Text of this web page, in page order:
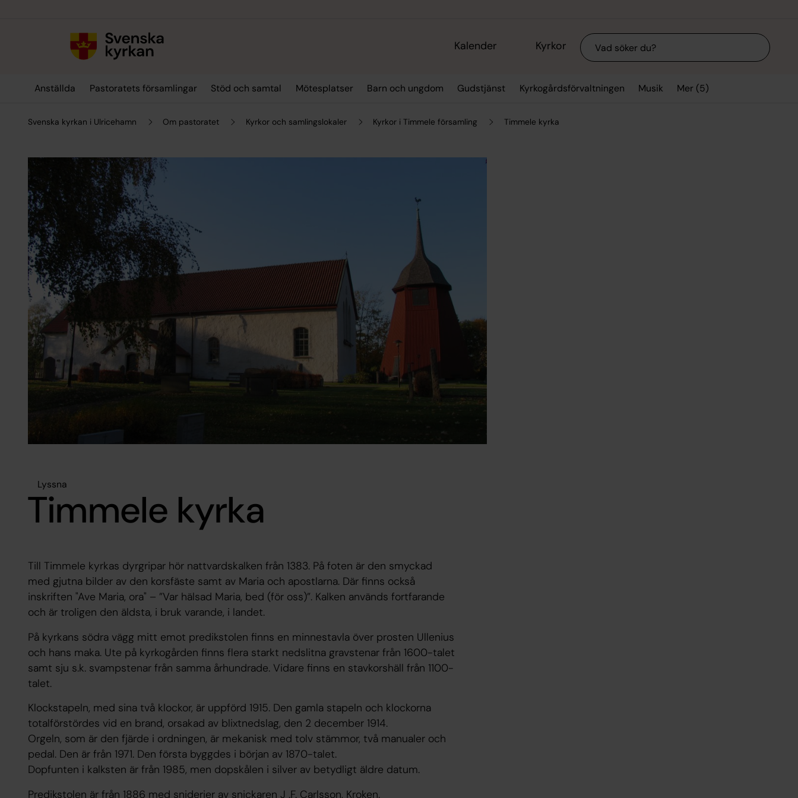
Kalender Kyrkor Sök
Anställda Pastoratets församlingar Stöd och samtal Mötesplatser Barn och ungdom Gudstjänst Kyrkogårdsförvaltningen Musik Mer (5)
Svenska kyrkan i Ulricehamn Om pastoratet Kyrkor och samlingslokaler Kyrkor i Timmele församling Timmele kyrka
Lyssna
Timmele kyrka
Till Timmele kyrkas dyrgripar hör nattvardskalken från 1383. På foten är den smyckad
med gjutna bilder av den korsfäste samt av Maria och apostlarna. Där finns också
inskriften "Ave Maria, ora" – ”Var hälsad Maria, bed (för oss)”. Kalken används fortfarande
och är troligen den äldsta, i bruk varande, i landet.
På kyrkans södra vägg mitt emot predikstolen finns en minnestavla över prosten Ullenius
och hans maka. Ute på kyrkogården finns flera starkt nedslitna gravstenar från 1600-talet
samt sju s.k. svampstenar från samma århundrade. Vidare finns en stavkorshäll från 1100-
talet.
Klockstapeln, med sina två klockor, är uppförd 1915. Den gamla stapeln och klockorna
totalförstördes vid en brand, orsakad av blixtnedslag, den 2 december 1914.
Orgeln, som är den fjärde i ordningen, är mekanisk med tolv stämmor, två manualer och
pedal. Den är från 1971. Den första byggdes i början av 1870-talet.
Dopfunten i kalksten är från 1985, men dopskålen i silver av betydligt äldre datum.
Predikstolen är från 1886 med sniderier av snickaren J .F. Carlsson, Kroken.